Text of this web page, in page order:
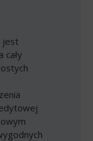
jest
cały